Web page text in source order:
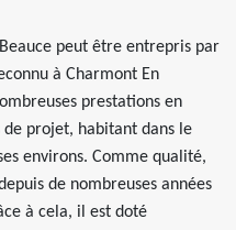
peut être entrepris par
à Charmont En
prestations en
projet, habitant dans le
environs. Comme qualité,
de nombreuses années
à cela, il est doté